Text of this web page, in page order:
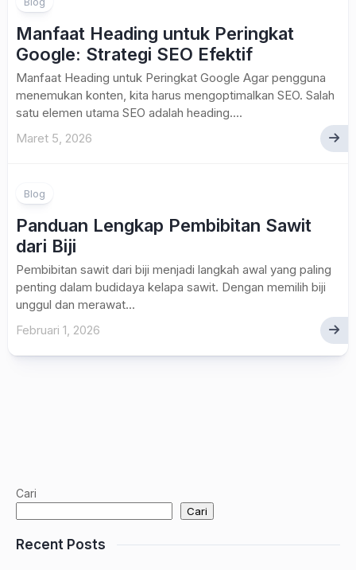
Manfaat Heading untuk Peringkat
Google: Strategi SEO Efektif
Manfaat Heading untuk Peringkat Google Agar pengguna
menemukan konten, kita harus mengoptimalkan SEO. Salah
satu elemen utama SEO adalah heading....
Maret 5, 2026
Blog
Panduan Lengkap Pembibitan Sawit
dari Biji
Pembibitan sawit dari biji menjadi langkah awal yang paling
penting dalam budidaya kelapa sawit. Dengan memilih biji
unggul dan merawat...
Februari 1, 2026
Cari
Cari
Recent Posts